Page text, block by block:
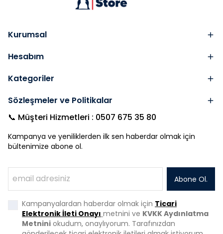
Kurumsal
Hesabım
Kategoriler
Sözleşmeler ve Politikalar
📞 Müşteri Hizmetleri : 0507 675 35 80
Kampanya ve yeniliklerden ilk sen haberdar olmak için
bültenimize abone ol.
Abone Ol.
Kampanyalardan haberdar olmak için Ticari
Elektronik İleti Onayı metnini ve KVKK Aydınlatma
Metnini okudum, onaylıyorum. Tarafınızdan